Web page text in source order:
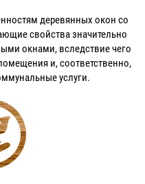
деревянных окон со
свойства значительно
окнами, вследствие чего
и, соответственно,
услуги.